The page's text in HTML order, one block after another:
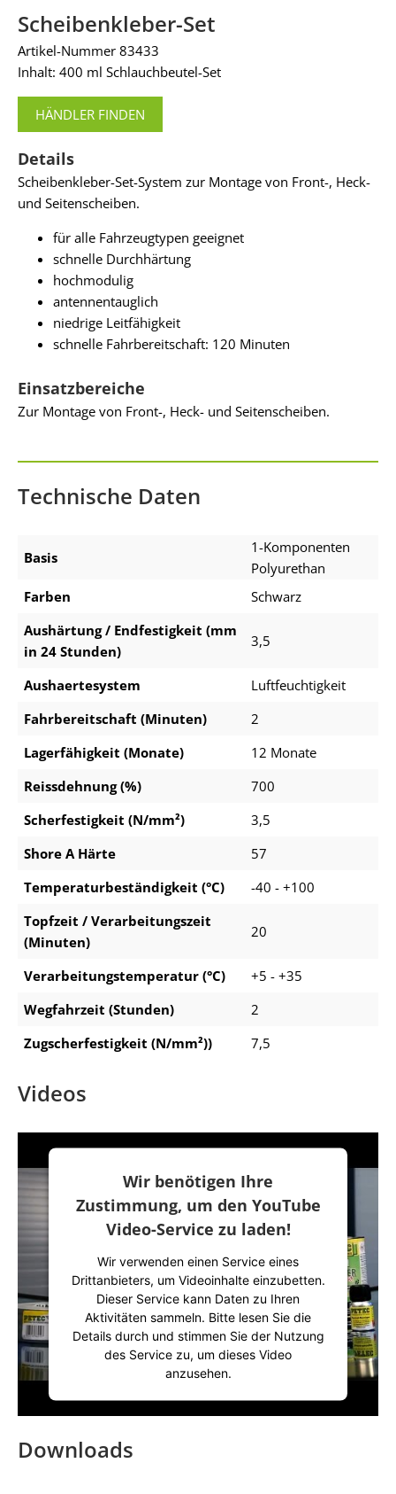
Scheibenkleber-Set
Artikel-Nummer 83433
Inhalt: 400 ml Schlauchbeutel-Set
HÄNDLER FINDEN
Details
Scheibenkleber-Set-System zur Montage von Front-, Heck-
und Seitenscheiben.
für alle Fahrzeugtypen geeignet
schnelle Durchhärtung
hochmodulig
antennentauglich
niedrige Leitfähigkeit
schnelle Fahrbereitschaft: 120 Minuten
Einsatzbereiche
Zur Montage von Front-, Heck- und Seitenscheiben.
Technische Daten
Basis
1-Komponenten
Polyurethan
Farben
Schwarz
Aushärtung / Endfestigkeit (mm
in 24 Stunden)
3,5
Aushaertesystem
Luftfeuchtigkeit
Fahrbereitschaft (Minuten)
2
Lagerfähigkeit (Monate)
12 Monate
Reissdehnung (%)
700
Scherfestigkeit (N/mm²)
3,5
Shore A Härte
57
Temperaturbeständigkeit (°C)
-40 - +100
Topfzeit / Verarbeitungszeit
(Minuten)
20
Verarbeitungstemperatur (°C)
+5 - +35
Wegfahrzeit (Stunden)
2
Zugscherfestigkeit (N/mm²))
7,5
Videos
Wir benötigen Ihre
Zustimmung, um den YouTube
Video-Service zu laden!
Wir verwenden einen Service eines
Drittanbieters, um Videoinhalte einzubetten.
Dieser Service kann Daten zu Ihren
Aktivitäten sammeln. Bitte lesen Sie die
Details durch und stimmen Sie der Nutzung
des Service zu, um dieses Video
anzusehen.
Downloads